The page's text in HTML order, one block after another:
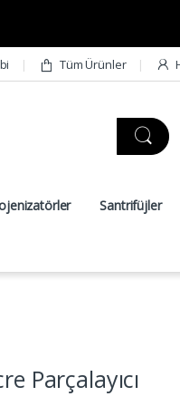
Tüm Ürünler
Santrifüjler
Parçalayıcı